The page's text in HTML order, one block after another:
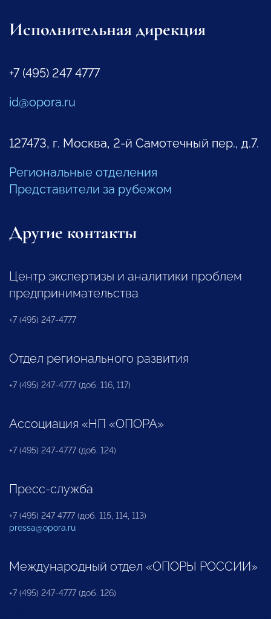
Исполнительная дирекция
+7 (495) 247 4777
id@opora.ru
127473, г. Москва, 2-й Самотечный пер., д.7.
Региональные отделения
Представители за рубежом
Другие контакты
Центр экспертизы и аналитики проблем
предпринимательства
+7 (495) 247-4777
Отдел регионального развития
+7 (495) 247-4777 (доб. 116, 117)
Ассоциация «НП «ОПОРА»
+7 (495) 247-4777 (доб. 124)
Пресс-служба
+7 (495) 247 4777 (доб. 115, 114, 113)
pressa@opora.ru
Международный отдел «ОПОРЫ РОССИИ»
+7 (495) 247-4777 (доб. 126)